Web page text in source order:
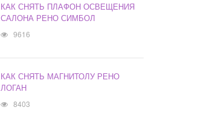
КАК СНЯТЬ ПЛАФОН ОСВЕЩЕНИЯ
САЛОНА РЕНО СИМБОЛ
9616
КАК СНЯТЬ МАГНИТОЛУ РЕНО
ЛОГАН
8403